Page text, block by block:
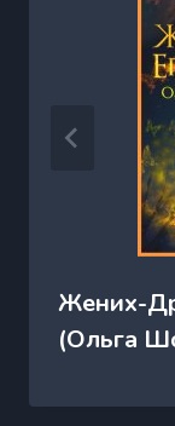
Жених-
(Ольга